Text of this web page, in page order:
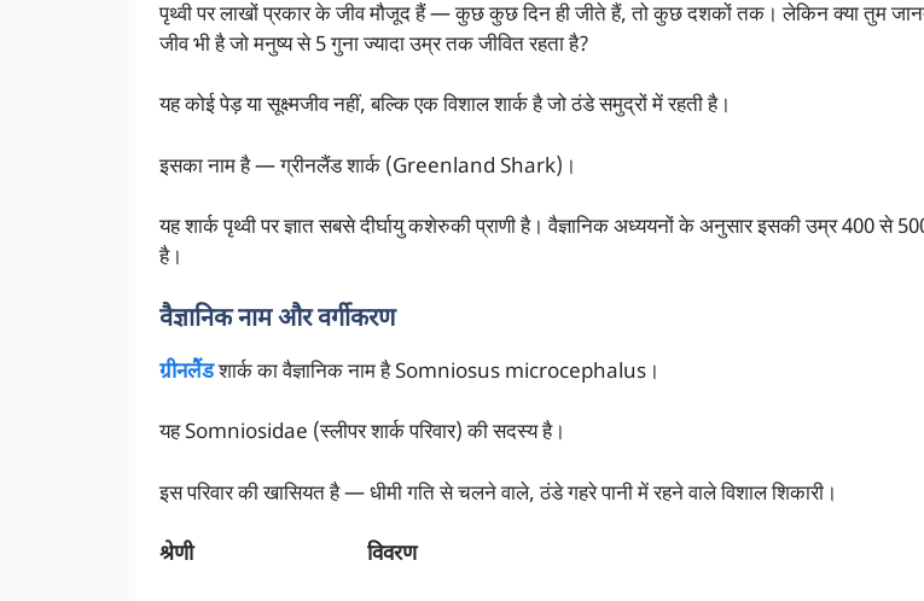
पृथ्वी पर लाखों प्रकार के जीव मौजूद हैं — कुछ कुछ दिन ही जीते हैं, तो कुछ दशकों तक। लेकिन क्या तुम
जीव भी है जो मनुष्य से 5 गुना ज्यादा उम्र तक जीवित रहता है?
यह कोई पेड़ या सूक्ष्मजीव नहीं, बल्कि एक विशाल शार्क है जो ठंडे समुद्रों में रहती है।
इसका नाम है — ग्रीनलैंड शार्क (Greenland Shark)।
यह शार्क पृथ्वी पर ज्ञात सबसे दीर्घायु कशेरुकी प्राणी है। वैज्ञानिक अध्ययनों के अनुसार इसकी उम्र 400 से
है।
वैज्ञानिक नाम और वर्गीकरण
ग्रीनलैंडशार्क का वैज्ञानिक नाम है Somniosus microcephalus।
यह Somniosidae (स्लीपर शार्क परिवार) की सदस्य है।
इस परिवार की खासियत है — धीमी गति से चलने वाले, ठंडे गहरे पानी में रहने वाले विशाल शिकारी।
श्रेणी विवरण